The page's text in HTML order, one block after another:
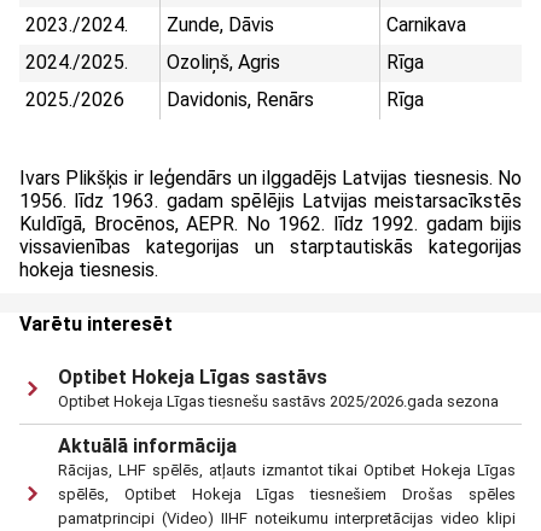
2023./2024.
Zunde, Dāvis
Carnikava
2024./2025.
Ozoliņš, Agris
Rīga
2025./2026
Davidonis, Renārs Rīga
Ivars Plikšķis ir leģendārs un ilggadējs Latvijas tiesnesis. No
1956. līdz 1963. gadam spēlējis Latvijas meistarsacīkstēs
Kuldīgā, Brocēnos, AEPR. No 1962. līdz 1992. gadam bijis
vissavienības kategorijas un starptautiskās kategorijas
hokeja tiesnesis.
Varētu interesēt
Optibet Hokeja Līgas sastāvs
Optibet Hokeja Līgas tiesnešu sastāvs 2025/2026.gada sezona
Aktuālā informācija
Rācijas, LHF spēlēs, atļauts izmantot tikai Optibet Hokeja Līgas
spēlēs, Optibet Hokeja Līgas tiesnešiem Drošas spēles
pamatprincipi (Video) IIHF noteikumu interpretācijas video klipi